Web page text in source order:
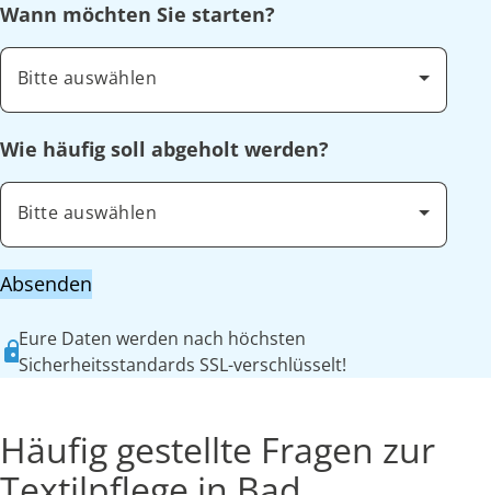
Wann möchten Sie starten?
Bitte auswählen
Wie häufig soll abgeholt werden?
Bitte auswählen
Absenden
Eure Daten werden nach höchsten
Sicherheitsstandards SSL-verschlüsselt!
Häufig gestellte Fragen zur